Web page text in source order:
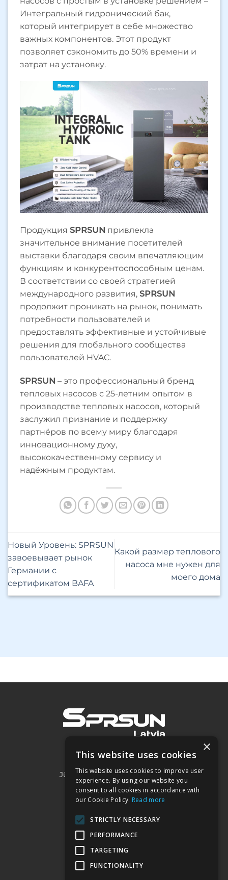
Интегральный гидронический бак,
который интегрирует в себе множество
важных компонентов. Этот продукт
позволяет сэкономить до 50% времени и
затрат на установку.
Продукция SPRSUN привлекла
значительное внимание посетителей
выставки благодаря своим впечатляющим
функциям и конкурентоспособным ценам.
В соответствии со своей стратегией
международного развития, SPRSUN
продолжит проникать на рынок, понимать
потребности пользователей и
предоставлять эффективные и устойчивые
решения для глобального сообщества
пользователей HVAC.
SPRSUN – это профессиональный бренд
тепловых насосов с 25-летним опытом в
производстве тепловых насосов, который
заслужил признание и поддержку
партнёров по всему миру благодаря
инновационному духу,
высококачественному сервису и
надёжным продуктам.
Новый Уровень: SPRSUN
завоевывает рынок
Германии с
сертификатом BAFA
Какой размер теплового
насоса мне нужен для
моего дома
SIA "Project 2050"
Jūrmalas iela 3A, Piņķi, LV-2107
Kontakti:
sprsun@heatpumps.lv
×
This website uses cookies
This website uses cookies to improve user
experience. By using our website you
consent to all cookies in accordance with
our Cookie Policy. Read more
STRICTLY NECESSARY
PERFORMANCE
TARGETING
FUNCTIONALITY